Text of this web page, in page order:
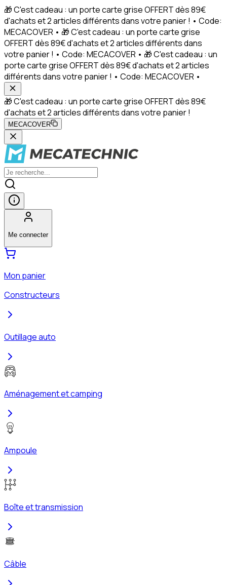
🎁 C'est cadeau : un porte carte grise OFFERT dès 89€
d'achats et 2 articles différents dans votre panier ! • Code:
MECACOVER • 🎁 C'est cadeau : un porte carte grise
OFFERT dès 89€ d'achats et 2 articles différents dans
votre panier ! • Code: MECACOVER • 🎁 C'est cadeau : un
porte carte grise OFFERT dès 89€ d'achats et 2 articles
différents dans votre panier ! • Code: MECACOVER •
🎁 C'est cadeau : un porte carte grise OFFERT dès 89€
d'achats et 2 articles différents dans votre panier !
MECACOVER
Me connecter
Mon panier
Constructeurs
Outillage auto
Aménagement et camping
Ampoule
Boîte et transmission
Câble